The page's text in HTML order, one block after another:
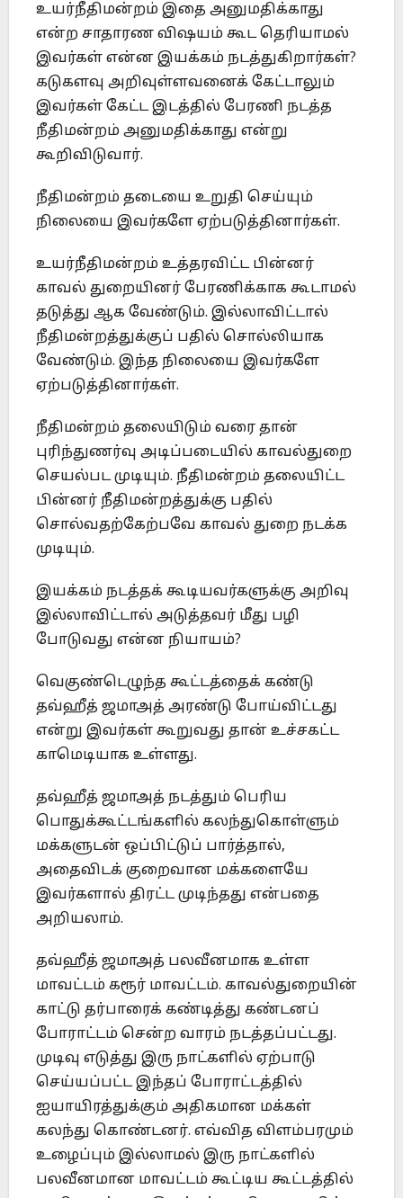
உயர்நீதிமன்றம் இதை அனுமதிக்காது
என்ற சாதாரண விஷயம் கூட தெரியாமல்
இவர்கள் என்ன இயக்கம் நடத்துகிறார்கள்?
கடுகளவு அறிவுள்ளவனைக் கேட்டாலும்
இவர்கள் கேட்ட இடத்தில் பேரணி நடத்த
நீதிமன்றம் அனுமதிக்காது என்று
கூறிவிடுவார்.
நீதிமன்றம் தடையை உறுதி செய்யும்
நிலையை இவர்களே ஏற்படுத்தினார்கள்.
உயர்நீதிமன்றம் உத்தரவிட்ட பின்னர்
காவல் துறையினர் பேரணிக்காக கூடாமல்
தடுத்து ஆக வேண்டும். இல்லாவிட்டால்
நீதிமன்றத்துக்குப் பதில் சொல்லியாக
வேண்டும். இந்த நிலையை இவர்களே
ஏற்படுத்தினார்கள்.
நீதிமன்றம் தலையிடும் வரை தான்
புரிந்துணர்வு அடிப்படையில் காவல்துறை
செயல்பட முடியும். நீதிமன்றம் தலையிட்ட
பின்னர் நீதிமன்றத்துக்கு பதில்
சொல்வதற்கேற்பவே காவல் துறை நடக்க
முடியும்.
இயக்கம் நடத்தக் கூடியவர்களுக்கு அறிவு
இல்லாவிட்டால் அடுத்தவர் மீது பழி
போடுவது என்ன நியாயம்?
வெகுண்டெழுந்த கூட்டத்தைக் கண்டு
தவ்ஹீத் ஜமாஅத் அரண்டு போய்விட்டது
என்று இவர்கள் கூறுவது தான் உச்சகட்ட
காமெடியாக உள்ளது.
தவ்ஹீத் ஜமாஅத் நடத்தும் பெரிய
பொதுக்கூட்டங்களில் கலந்துகொள்ளும்
மக்களுடன் ஒப்பிட்டுப் பார்த்தால்,
அதைவிடக் குறைவான மக்களையே
இவர்களால் திரட்ட முடிந்தது என்பதை
அறியலாம்.
தவ்ஹீத் ஜமாஅத் பலவீனமாக உள்ள
மாவட்டம் கரூர் மாவட்டம். காவல்துறையின்
காட்டு தர்பாரைக் கண்டித்து கண்டனப்
போராட்டம் சென்ற வாரம் நடத்தப்பட்டது.
முடிவு எடுத்து இரு நாட்களில் ஏற்பாடு
செய்யப்பட்ட இந்தப் போராட்டத்தில்
ஐயாயிரத்துக்கும் அதிகமான மக்கள்
கலந்து கொண்டனர். எவ்வித விளம்பரமும்
உழைப்பும் இல்லாமல் இரு நாட்களில்
பலவீனமான மாவட்டம் கூட்டிய கூட்டத்தில்